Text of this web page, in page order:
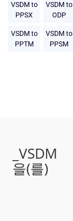
VSDM to
PPSX
VSDM to
ODP
VSDM to
PPTM
VSDM to
PPSM
_VSDM
을(를)